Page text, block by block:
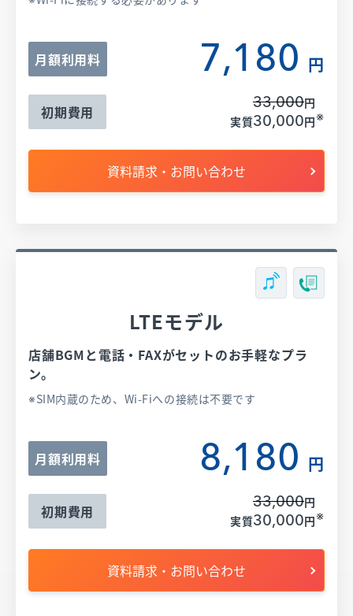
月額利用料 7,180 円
初期費用
33,000円
実質30,000円※
資料請求・お問い合わせ
LTEモデル
店舗BGMと電話・FAXがセットのお手軽なプラ
ン。
SIM内蔵のため、Wi-Fiへの接続は不要です
月額利用料 8,180 円
初期費用
33,000円
実質30,000円※
資料請求・お問い合わせ